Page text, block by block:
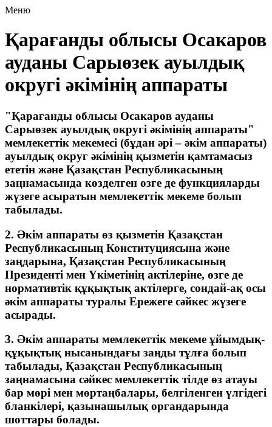
Меню
Қарағанды облысы Осакаров
ауданы Сарыөзек ауылдық
округі әкімінің аппараты
"Қарағанды облысы Осакаров ауданы
Сарыөзек ауылдық округі әкімінің аппараты"
мемлекеттік мекемесі (бұдан әрі – әкім аппараты)
ауылдық округ әкімінің қызметін қамтамасыз
ететін және Қазақстан Республикасының
заңнамасында көзделген өзге де функцияларды
жүзеге асыратын мемлекеттік мекеме болып
табылады.
2. Әкім аппараты өз қызметін Қазақстан
Республикасының Конституциясына және
заңдарына, Қазақстан Республикасының
Президенті мен Үкіметінің актілеріне, өзге де
нормативтік құқықтық актілерге, сондай-ақ осы
әкім аппараты туралы Ережеге сәйкес жүзеге
асырады.
3. Әкім аппараты мемлекеттік мекеме ұйымдық-
құқықтық нысанындағы заңды тұлға болып
табылады, Қазақстан Республикасының
заңнамасына сәйкес мемлекеттік тілде өз атауы
бар мөрі мен мөртаңбалары, белгіленген үлгідегі
бланкілері, қазынашылық органдарында
шоттары болады.